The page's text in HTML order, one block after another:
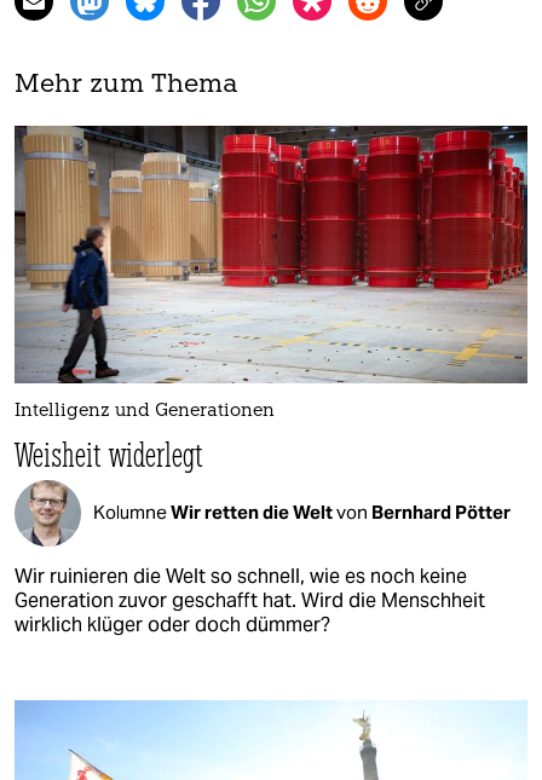
Mehr zum Thema
Intelligenz und Generationen
Weisheit widerlegt
KolumneWir retten die Weltvon Bernhard Pötter
Wir ruinieren die Welt so schnell, wie es noch keine
Generation zuvor geschafft hat. Wird die Menschheit
wirklich klüger oder doch dümmer?